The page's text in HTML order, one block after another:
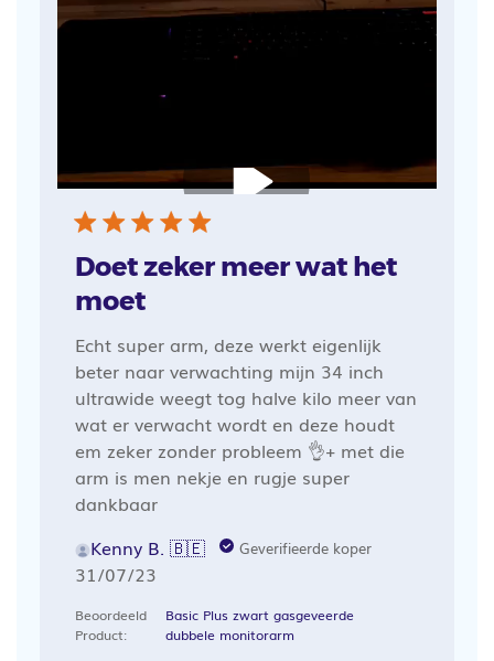
Doet zeker meer wat het
moet
Echt super arm, deze werkt eigenlijk
beter naar verwachting mijn 34 inch
ultrawide weegt tog halve kilo meer van
wat er verwacht wordt en deze houdt
em zeker zonder probleem 👌+ met die
arm is men nekje en rugje super
dankbaar
Kenny B. 🇧🇪
Geverifieerde koper
Publicatiedatum
31/07/23
Beoordeeld
Product:
Basic Plus zwart gasgeveerde
dubbele monitorarm